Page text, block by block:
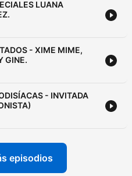
LUANA
- XIME MIME,
GINE.
- INVITADA
episodios